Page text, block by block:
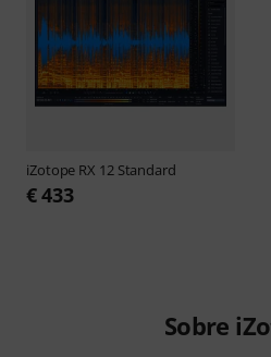
iZotope RX 12 Standard
€ 433
Sobre